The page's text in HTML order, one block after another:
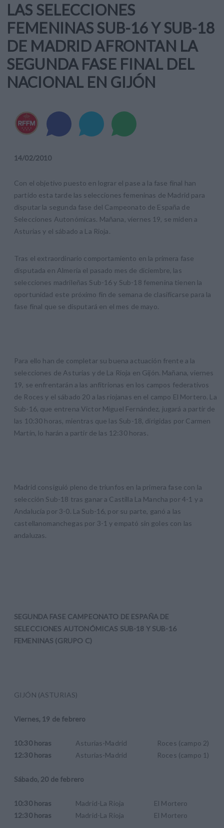
LAS SELECCIONES
FEMENINAS SUB-16 Y SUB-18
DE MADRID AFRONTAN LA
SEGUNDA FASE FINAL DEL
NACIONAL EN GIJÓN
14/02/2010
Con el objetivo puesto en lograr el pase a la fase final han
partido esta tarde las selecciones femeninas de Madrid para
disputar la segunda fase del Campeonato de España de
Selecciones Autonómicas. Mañana, viernes 19, se miden a
Asturias y el sábado a La Rioja.
Tras el extraordinario comportamiento en la primera fase
disputada en Almería el pasado mes de diciembre, las
selecciones madrileñas Sub-16 y Sub-18 femenina tienen la
oportunidad este próximo fin de semana de clasificarse para la
fase final que se disputará en el mes de mayo.
Para ello han de completar su buena actuación frente a la
selecciones de Asturias y de La Rioja en Gijón. Mañana, viernes
19, se enfrentarán a las anfitrionas en los campos federativos
de Roces y el sábado 20 a las riojanas en el campo El Mortero. La
Sub-16, que entrena Víctor Miguel Fernández, jugará a partir de
las 10:30 horas, mientras que las Sub-18, dirigidas por Carmen
Martín, lo harán a partir de las 12:30 horas.
Madrid consiguió pleno de triunfos en la primera fase con la
selección Sub-18 tras ganar a Castilla La Mancha por 4-1 y a
Andalucía por 3-0. La Sub-16, por su parte, ganó a las
castellanomanchegas por 3-1 y empató sin goles con las
andaluzas.
SEGUNDA FASE CAMPEONATO DE ESPAÑA DE
SELECCIONES AUTONÓMICAS SUB-18 Y SUB-16
FEMENINAS (GRUPO C)
GIJÓN (ASTURIAS)
Viernes, 19 de febrero
10:30 horas Asturias-Madrid Roces (campo 2)
12:30 horas Asturias-Madrid Roces (campo 1)
Sábado, 20 de febrero
10:30 horas Madrid-La Rioja El Mortero
12:30 horas Madrid-La Rioja El Mortero